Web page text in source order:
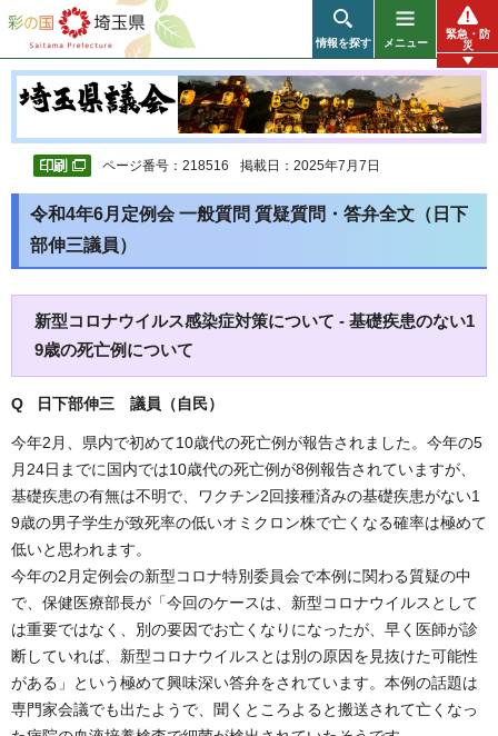
彩の国 埼玉県
情報を探す メニュー
緊急・防
災
ページ番号：218516 掲載日：2025年7月7日
令和4年6月定例会 一般質問 質疑質問・答弁全文（日下
部伸三議員）
新型コロナウイルス感染症対策について - 基礎疾患のない1
9歳の死亡例について
Q 日下部伸三 議員（自民）
今年2月、県内で初めて10歳代の死亡例が報告されました。今年の5
月24日までに国内では10歳代の死亡例が8例報告されていますが、
基礎疾患の有無は不明で、ワクチン2回接種済みの基礎疾患がない1
9歳の男子学生が致死率の低いオミクロン株で亡くなる確率は極めて
低いと思われます。
今年の2月定例会の新型コロナ特別委員会で本例に関わる質疑の中
で、保健医療部長が「今回のケースは、新型コロナウイルスとして
は重要ではなく、別の要因でお亡くなりになったが、早く医師が診
断していれば、新型コロナウイルスとは別の原因を見抜けた可能性
がある」という極めて興味深い答弁をされています。本例の話題は
専門家会議でも出たようで、聞くところよると搬送されて亡くなっ